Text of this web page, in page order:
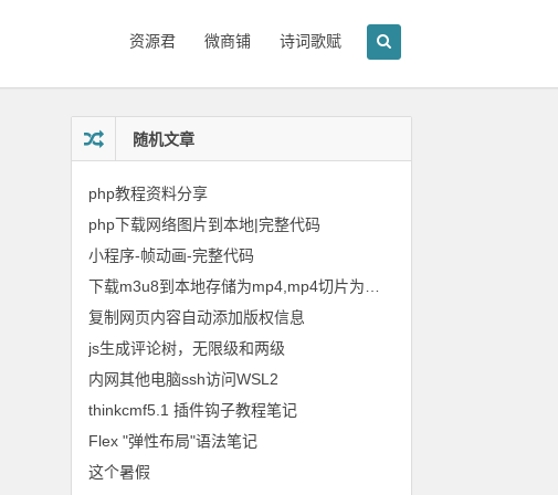
资源君 微商铺 诗词歌赋
随机文章
php教程资料分享
php下载网络图片到本地|完整代码
小程序-帧动画-完整代码
复制网页内容自动添加版权信息
js生成评论树，无限级和两级
内网其他电脑ssh访问WSL2
thinkcmf5.1 插件钩子教程笔记
Flex "弹性布局"语法笔记
这个暑假